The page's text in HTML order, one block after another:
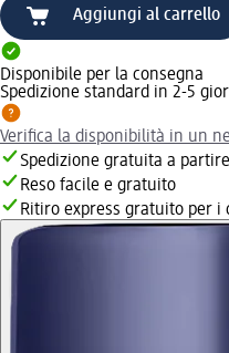
Aggiungi al carrello
Disponibile per la consegna
Spedizione standard in 2-5
Verifica la disponibilità in un
Spedizione gratuita a
Reso facile e gratuito
Ritiro express gratuito per